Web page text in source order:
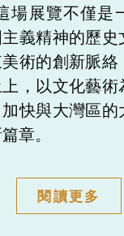
覽不僅是一
義精神的歷
術的創新脈
，以文化藝
快與大灣區
章。
閱讀更多